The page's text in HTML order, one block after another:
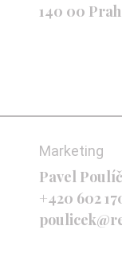
140 00
Marketing
Pavel
+420 602